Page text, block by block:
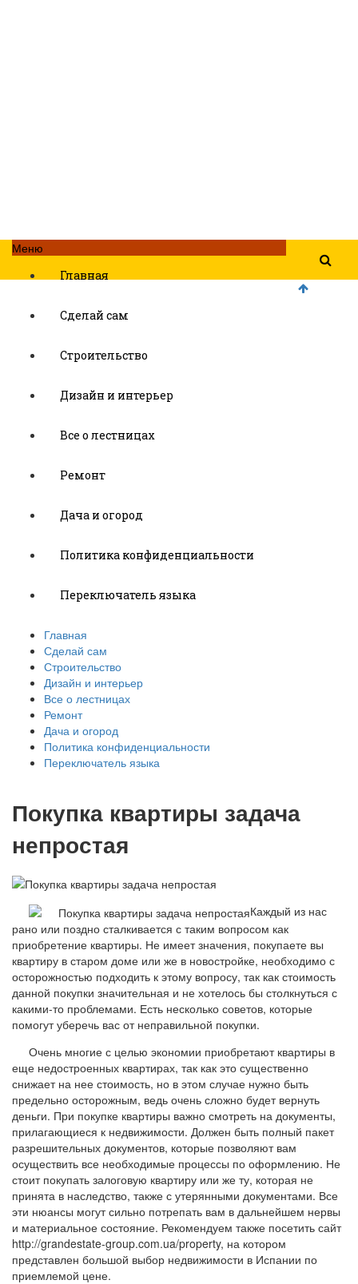
Меню
Главная
Сделай сам
Строительство
Дизайн и интерьер
Все о лестницах
Ремонт
Дача и огород
Политика конфиденциальности
Переключатель языка
Главная
Сделай сам
Строительство
Дизайн и интерьер
Все о лестницах
Ремонт
Дача и огород
Политика конфиденциальности
Переключатель языка
Покупка квартиры задача
непростая
Каждый из нас
рано или поздно сталкивается с таким вопросом как
приобретение квартиры. Не имеет значения, покупаете вы
квартиру в старом доме или же в новостройке, необходимо с
осторожностью подходить к этому вопросу, так как стоимость
данной покупки значительная и не хотелось бы столкнуться с
какими-то проблемами. Есть несколько советов, которые
помогут уберечь вас от неправильной покупки.
Очень многие с целью экономии приобретают квартиры в
еще недостроенных квартирах, так как это существенно
снижает на нее стоимость, но в этом случае нужно быть
предельно осторожным, ведь очень сложно будет вернуть
деньги. При покупке квартиры важно смотреть на документы,
прилагающиеся к недвижимости. Должен быть полный пакет
разрешительных документов, которые позволяют вам
осуществить все необходимые процессы по оформлению. Не
стоит покупать залоговую квартиру или же ту, которая не
принята в наследство, также с утерянными документами. Все
эти нюансы могут сильно потрепать вам в дальнейшем нервы
и материальное состояние. Рекомендуем также посетить сайт
http://grandestate-group.com.ua/property, на котором
представлен большой выбор недвижимости в Испании по
приемлемой цене.